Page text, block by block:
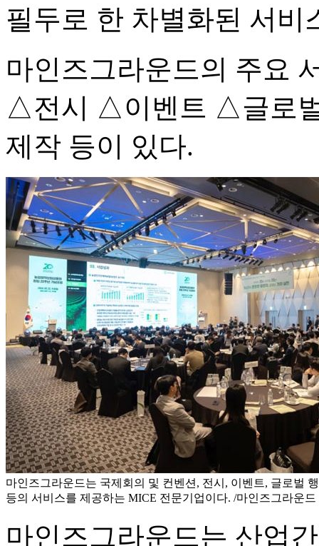
필두로 한 차별화된 서비
마인즈그라운드의 주요
△전시 △이벤트 △글로
제작 등이 있다.
마인즈그라운드는 국제회의 및 컨벤션, 전시, 이벤트, 글로벌
등의 서비스를 제공하는 MICE 전문기업이다. /마인즈그라운
마인즈그라운드는 산업